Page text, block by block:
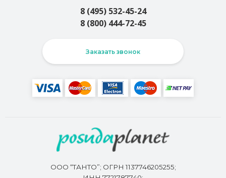
8 (495) 532-45-24
8 (800) 444-72-45
Заказать звонок
ООО “ТАНТО”; ОГРН 1137746205255;